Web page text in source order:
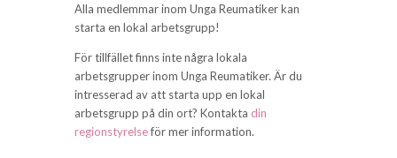
Alla medlemmar inom Unga Reumatiker kan
starta en lokal arbetsgrupp!
För tillfället finns inte några lokala
arbetsgrupper inom Unga Reumatiker. Är du
intresserad av att starta upp en lokal
arbetsgrupp på din ort? Kontakta din
regionstyrelseför mer information.